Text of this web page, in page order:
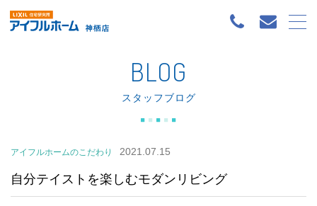
BLOG
スタッフブログ
アイフルホームのこだわり 2021.07.15
自分テイストを楽しむモダンリビング